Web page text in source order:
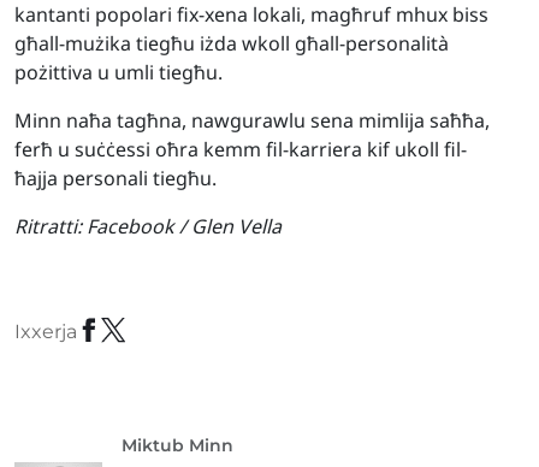
kantanti popolari fix-xena lokali, magħruf mhux biss
għall-mużika tiegħu iżda wkoll għall-personalità
pożittiva u umli tiegħu.
Minn naħa tagħna, nawgurawlu sena mimlija saħħa,
ferħ u suċċessi oħra kemm fil-karriera kif ukoll fil-
ħajja personali tiegħu.
Ritratti: Facebook / Glen Vella
Ixxerja
Miktub Minn